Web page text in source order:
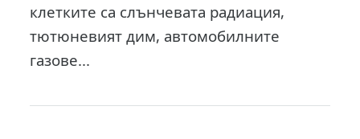
клетките са слънчевата радиация,
тютюневият дим, автомобилните
газове...